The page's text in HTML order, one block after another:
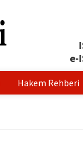
e-
Hakem Rehberi